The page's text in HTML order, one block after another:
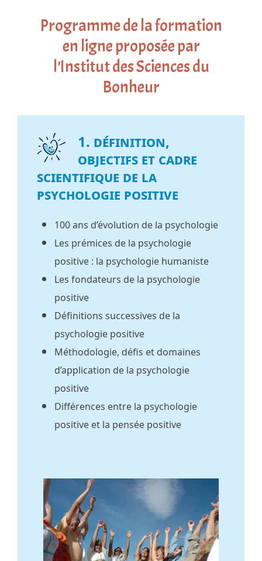
Programme de la formation
en ligne proposée par
l'Institut des Sciences du
Bonheur
1. Définition,
objectifs et cadre
scientifique de la
psychologie positive
100 ans d’évolution de la psychologie
Les prémices de la psychologie
positive : la psychologie humaniste
Les fondateurs de la psychologie
positive
Définitions successives de la
psychologie positive
Méthodologie, défis et domaines
d’application de la psychologie
positive
Différences entre la psychologie
positive et la pensée positive